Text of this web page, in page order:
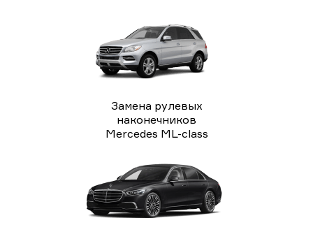
Замена рулевых
наконечников
Mercedes ML-class